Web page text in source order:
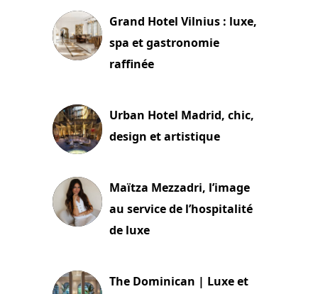
Grand Hotel Vilnius : luxe,
spa et gastronomie
raffinée
Urban Hotel Madrid, chic,
design et artistique
Maïtza Mezzadri, l’image
au service de l’hospitalité
de luxe
The Dominican | Luxe et